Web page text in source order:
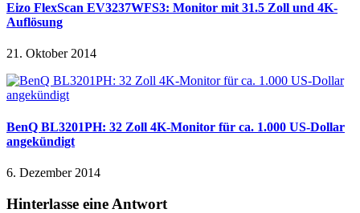
Eizo FlexScan EV3237WFS3: Monitor mit 31.5 Zoll und 4K-
Auflösung
21. Oktober 2014
BenQ BL3201PH: 32 Zoll 4K-Monitor für ca. 1.000 US-Dollar
angekündigt
6. Dezember 2014
Hinterlasse eine Antwort